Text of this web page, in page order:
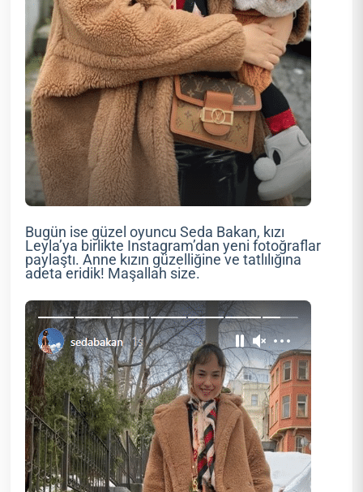
Bugün ise güzel oyuncu Seda Bakan, kızı
Leyla’ya birlikte Instagram’dan yeni fotoğraflar
paylaştı. Anne kızın güzelliğine ve tatlılığına
adeta eridik! Maşallah size.